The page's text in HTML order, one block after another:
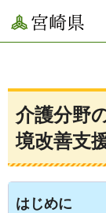
宮崎県
介護分野
境改善支
はじめに